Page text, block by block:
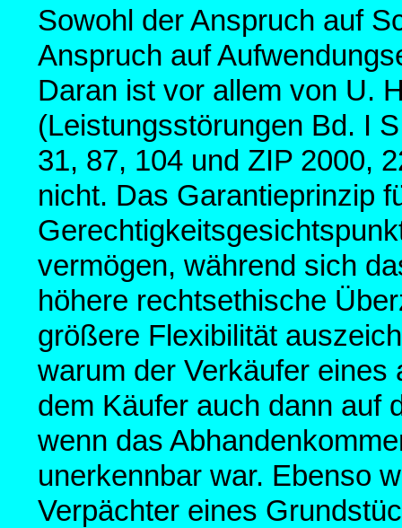
Sowohl der Anspruch auf
Anspruch auf
Daran ist vor allem von U.
(Leistungsstörungen Bd. I
31, 87, 104 und ZIP 2000,
nicht. Das Garantieprinzip
vermögen, während sich
höhere rechtsethische
größere Flexibilität
warum der Verkäufer
dem Käufer auch dann auf
wenn das
unerkennbar war. Ebenso
Verpächter eines